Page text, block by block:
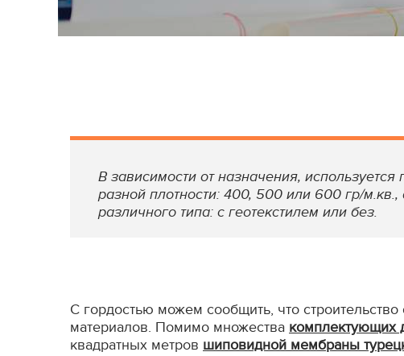
В зависимости от назначения,
разной плотности: 400, 500 или 600 гр/м.кв.,
различного типа: с геотекстилем или без.
С гордостью можем сообщить, что
материалов. Помимо множества комплектующих
квадратных метров шиповидной мембраны